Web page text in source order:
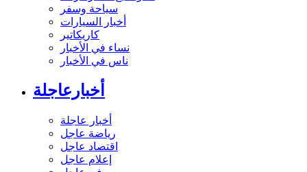
سياحة وسفر
أخبار السيارات
كاريكاتير
نساء في الأخبار
ناس في الأخبار
أخبارعاجلة
أخبار عاجلة
رياضة عاجل
اقتصاد عاجل
إعلام عاجل